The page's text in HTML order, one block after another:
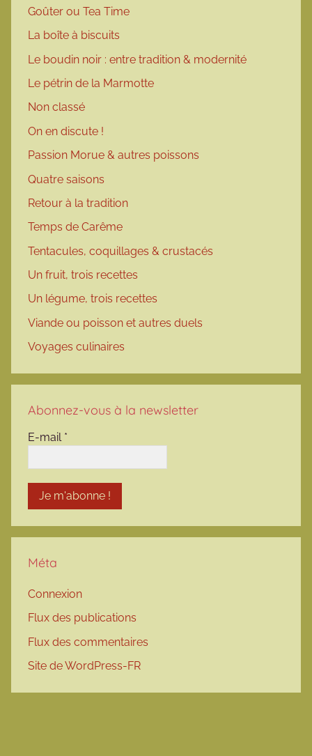
Goûter ou Tea Time
La boîte à biscuits
Le boudin noir : entre tradition & modernité
Le pétrin de la Marmotte
Non classé
On en discute !
Passion Morue & autres poissons
Quatre saisons
Retour à la tradition
Temps de Carême
Tentacules, coquillages & crustacés
Un fruit, trois recettes
Un légume, trois recettes
Viande ou poisson et autres duels
Voyages culinaires
Abonnez-vous à la newsletter
E-mail *
Méta
Connexion
Flux des publications
Flux des commentaires
Site de WordPress-FR